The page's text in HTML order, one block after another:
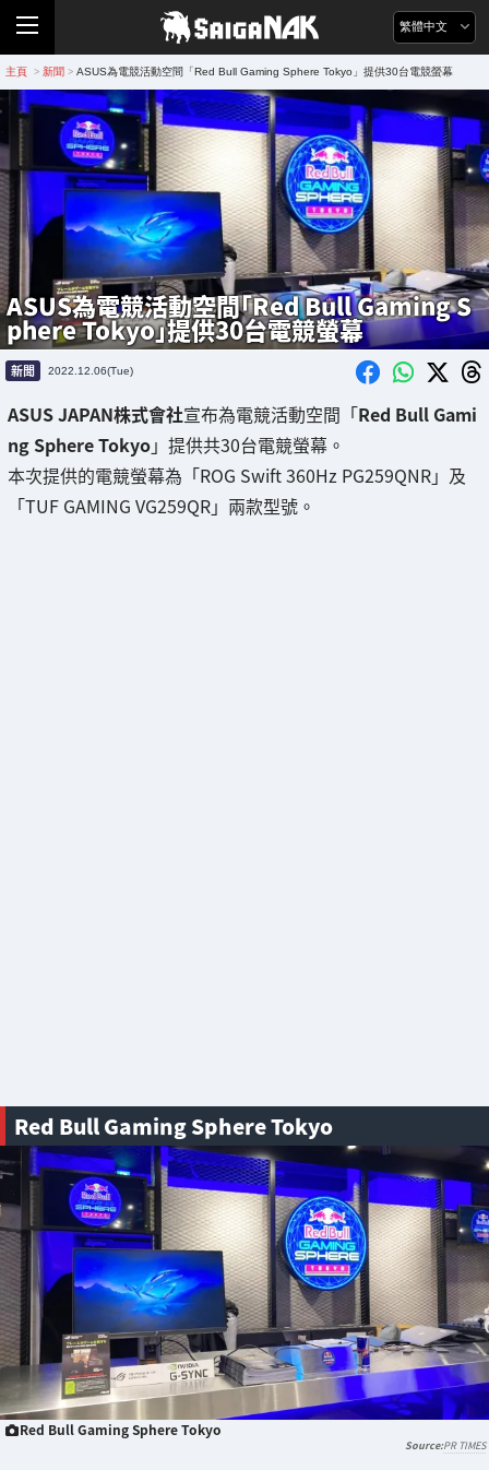
繁體中文
主頁 > 新聞 > ASUS為電競活動空間「Red Bull Gaming Sphere Tokyo」提供30台電競螢幕
ASUS為電競活動空間「Red Bull Gaming S
phere Tokyo」提供30台電競螢幕
新聞 2022.12.06(Tue)
ASUS JAPAN株式會社宣布為電競活動空間「Red Bull Gami
ng Sphere Tokyo」提供共30台電競螢幕。
本次提供的電競螢幕為「ROG Swift 360Hz PG259QNR」及
「TUF GAMING VG259QR」兩款型號。
Red Bull Gaming Sphere Tokyo
Red Bull Gaming Sphere Tokyo
PR TIMES